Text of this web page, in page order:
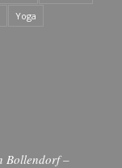
Yoga
Bollendorf –